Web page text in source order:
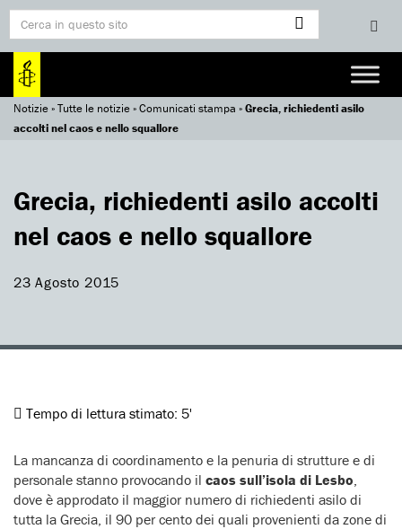
Notizie»Tutte le notizie»Comunicati stampa »Grecia, richiedenti asilo
accolti nel caos e nello squallore
Grecia, richiedenti asilo accolti
nel caos e nello squallore
23 Agosto 2015
Tempo di lettura stimato: 5'
La mancanza di coordinamento e la penuria di strutture e di
personale stanno provocando il caos sull’isola di Lesbo,
dove è approdato il maggior numero di richiedenti asilo di
tutta la Grecia, il 90 per cento dei quali provenienti da zone di